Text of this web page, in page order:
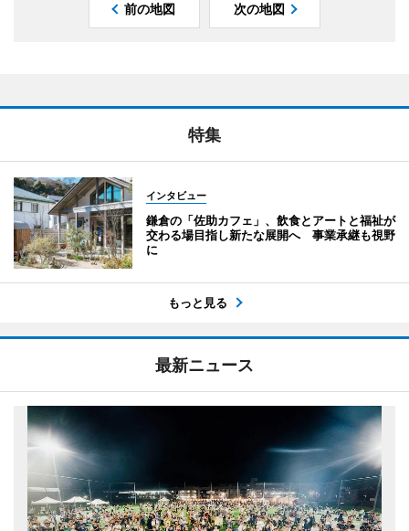
前の地図 次の地図
特集
インタビュー
鎌倉の「佐助カフェ」、飲食とアートと福祉が
交わる場目指し新たな展開へ 事業承継も視野
に
もっと見る
最新ニュース